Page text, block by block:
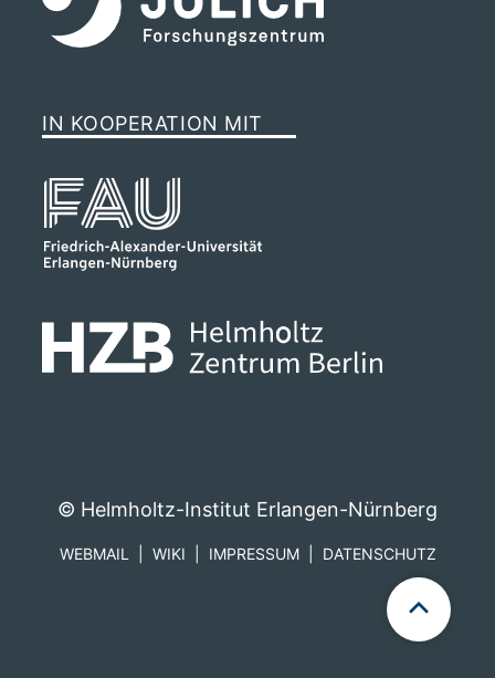
IN KOOPERATION MIT
© Helmholtz-Institut Erlangen-Nürnberg
WEBMAIL WIKI IMPRESSUM DATENSCHUTZ